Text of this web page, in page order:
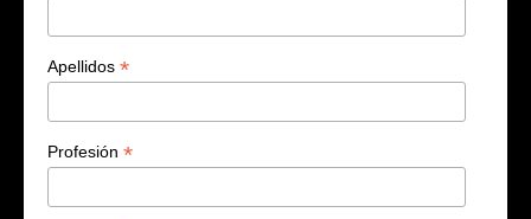
Apellidos *
Profesión *